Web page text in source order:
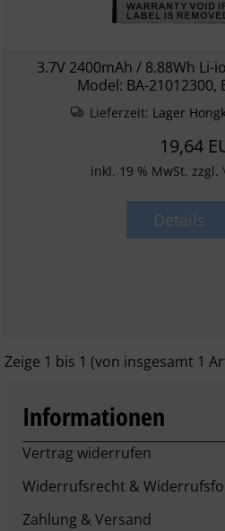
3.7V 2400mAh / 8.88Wh Li-
Model: BA-21012300,
Lieferzeit: Lager
19,64
inkl. 19 % MwSt. zzgl.
Details
Zeige 1 bis 1 (von insgesamt 1
Informationen
Vertrag widerrufen
Widerrufsrecht &
Zahlung & Versand